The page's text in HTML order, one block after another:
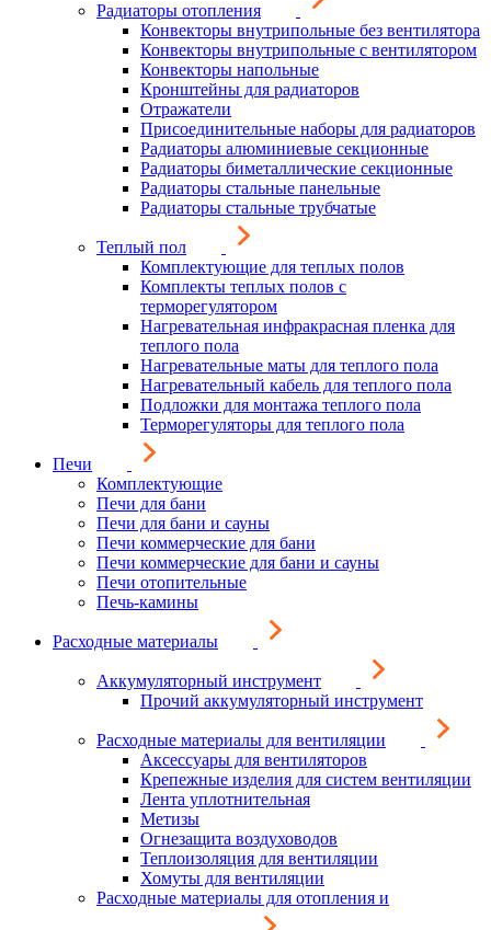
Радиаторы отопления
Конвекторы внутрипольные без вентилятора
Конвекторы внутрипольные с вентилятором
Конвекторы напольные
Кронштейны для радиаторов
Отражатели
Присоединительные наборы для радиаторов
Радиаторы алюминиевые секционные
Радиаторы биметаллические секционные
Радиаторы стальные панельные
Радиаторы стальные трубчатые
Теплый пол
Комплектующие для теплых полов
Комплекты теплых полов с
терморегулятором
Нагревательная инфракрасная пленка для
теплого пола
Нагревательные маты для теплого пола
Нагревательный кабель для теплого пола
Подложки для монтажа теплого пола
Терморегуляторы для теплого пола
Печи
Комплектующие
Печи для бани
Печи для бани и сауны
Печи коммерческие для бани
Печи коммерческие для бани и сауны
Печи отопительные
Печь-камины
Расходные материалы
Аккумуляторный инструмент
Прочий аккумуляторный инструмент
Расходные материалы для вентиляции
Аксессуары для вентиляторов
Крепежные изделия для систем вентиляции
Лента уплотнительная
Метизы
Огнезащита воздуховодов
Теплоизоляция для вентиляции
Хомуты для вентиляции
Расходные материалы для отопления и